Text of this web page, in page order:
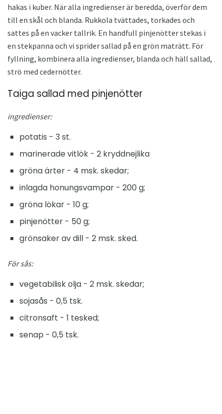
hakas i kuber. När alla ingredienser är beredda, överför dem
till en skål och blanda. Rukkola tvättades, torkades och
sattes på en vacker tallrik. En handfull pinjenötter stekas i
en stekpanna och vi sprider sallad på en grön maträtt. För
fyllning, kombinera alla ingredienser, blanda och häll sallad,
strö med cedernötter.
Taiga sallad med pinjenötter
ingredienser:
potatis - 3 st.
marinerade vitlök - 2 kryddnejlika
gröna ärter - 4 msk. skedar;
inlagda honungsvampar - 200 g;
gröna lökar - 10 g;
pinjenötter - 50 g;
grönsaker av dill - 2 msk. sked.
För sås:
vegetabilisk olja - 2 msk. skedar;
sojasås - 0,5 tsk.
citronsaft - 1 tesked;
senap - 0,5 tsk.